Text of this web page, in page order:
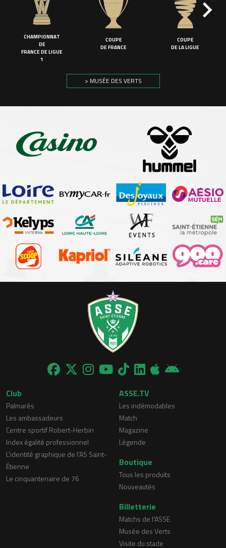
CHAMPIONNAT
DE
FRANCE DE LIGUE
1
COUPE
DE FRANCE
COUPE
DE LA LIGUE
> MUSÉE DES VERTS
Club
Palmarès
Les ambassadeurs
Centre sportif Robert-Herbin
Index égalité professionnel
L'identité graphique de l'AS Saint-
Étienne
Le cinquantenaire de 76
ASSE.TV
Les indémodables
Match
Magazine
Légende
Boutique
Tous les produits
Nouveautés
Billetterie
Matchs de l'ASSE
Musée des Verts
Visite du stade